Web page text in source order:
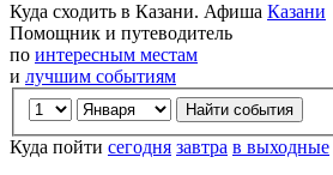
Куда сходить в Казани. Афиша Казани
Помощник и путеводитель
по интересным местам
и лучшим событиям
Куда пойти сегодня завтра в выходные